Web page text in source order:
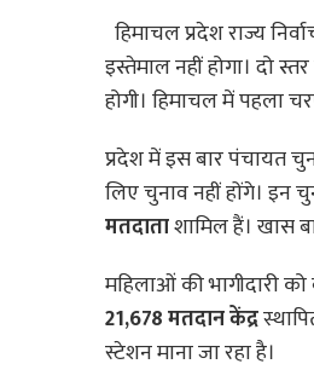
हिमाचल प्रदेश राज्य
इस्तेमाल नहीं होगा। दो
होगी। हिमाचल में पहला
प्रदेश में इस बार पंचायत
लिए चुनाव नहीं होंगे। इन
मतदाताशामिल हैं। खास
महिलाओं की भागीदारी
21,678 मतदान केंद्र
स्टेशन माना जा रहा है।